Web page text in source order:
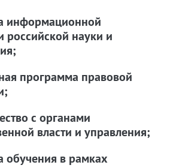
информационной
российской науки и
программа правовой
с органами
власти и управления;
обучения в рамках